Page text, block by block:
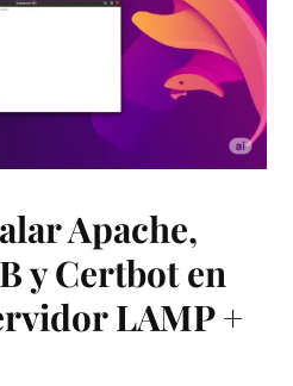
Apache,
y Certbot en
LAMP +